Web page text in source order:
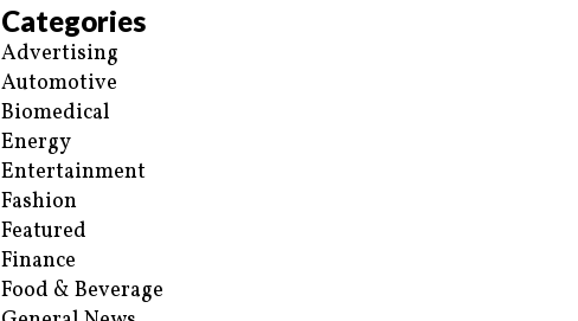
Categories
Advertising
Automotive
Biomedical
Energy
Entertainment
Fashion
Featured
Finance
Food & Beverage